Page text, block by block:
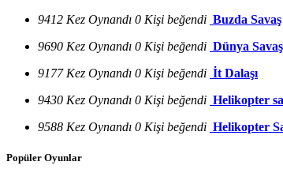
9412 Kez Oynandı 0 Kişi beğendi Buzda Savaş
9690 Kez Oynandı 0 Kişi beğendi Dünya
9177 Kez Oynandı 0 Kişi beğendi İt Dalaşı
9430 Kez Oynandı 0 Kişi beğendi Helikopter
9588 Kez Oynandı 0 Kişi beğendi Helikopter
Popüler Oyunlar